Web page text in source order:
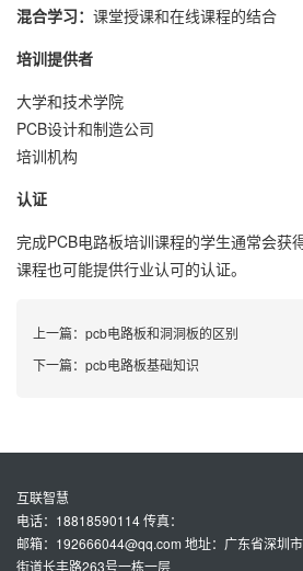
混合学习： 课堂授课和在线课程的结合
培训提供者
大学和技术学院
PCB设计和制造公司
培训机构
认证
完成PCB电路板培训课程的学生通常会获
课程也可能提供行业认可的认证。
上一篇： pcb电路板和洞洞板的区别
下一篇： pcb电路板基础知识
互联智慧
电话：18818590114 传真：
邮箱：192666044@qq.com 地址：广东省深圳
街道长丰路263号一栋一层